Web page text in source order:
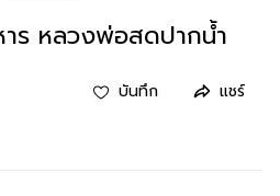
ร หลวงพ่อสดปากน้ำ
บันทึก แชร์